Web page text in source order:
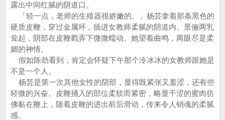
露出中间红腻的阴道口。
「轻一点，老师的生殖器很娇嫩的。」杨芸拿着那条黑色的
硬质皮鞭，穿过金属环，插进女教师柔腻的阴道内。景俪两乳
耸起，阴部在皮鞭戳弄下微微蠕动。她望着曲鸣，两眼尽是柔
媚的神情。
假如陈劲看到，肯定会怀疑下午那个冷冰冰的女教师跟她是
不是一个人。
杨芸是第一次其他女性的阴部，显得既紧张又羞涩，还有些
轻微的兴奋。皮鞭捅入的部位柔软而紧密，略显干涩的蜜肉彷
佛黏在鞭上，随着皮鞭的进出前后滑动，传来令人销魂的柔腻
感。